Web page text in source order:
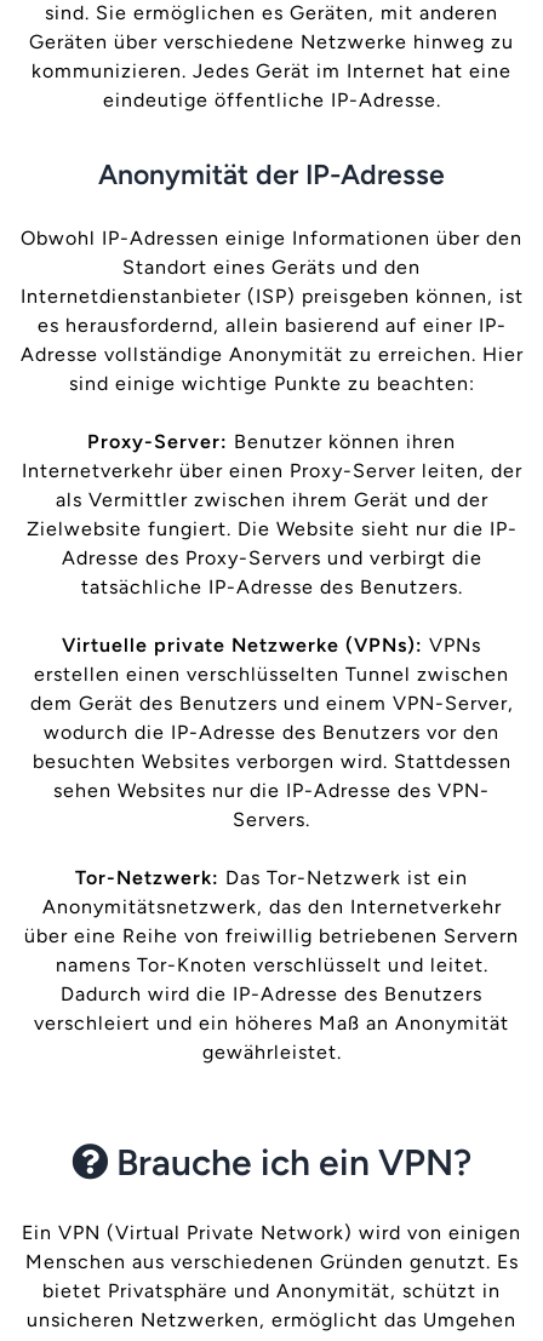
sind. Sie ermöglichen es Geräten, mit anderen
Geräten über verschiedene Netzwerke hinweg zu
kommunizieren. Jedes Gerät im Internet hat eine
eindeutige öffentliche IP-Adresse.
Anonymität der IP-Adresse
Obwohl IP-Adressen einige Informationen über den
Standort eines Geräts und den
Internetdienstanbieter (ISP) preisgeben können, ist
es herausfordernd, allein basierend auf einer IP-
Adresse vollständige Anonymität zu erreichen. Hier
sind einige wichtige Punkte zu beachten:
Proxy-Server: Benutzer können ihren
Internetverkehr über einen Proxy-Server leiten, der
als Vermittler zwischen ihrem Gerät und der
Zielwebsite fungiert. Die Website sieht nur die IP-
Adresse des Proxy-Servers und verbirgt die
tatsächliche IP-Adresse des Benutzers.
Virtuelle private Netzwerke (VPNs): VPNs
erstellen einen verschlüsselten Tunnel zwischen
dem Gerät des Benutzers und einem VPN-Server,
wodurch die IP-Adresse des Benutzers vor den
besuchten Websites verborgen wird. Stattdessen
sehen Websites nur die IP-Adresse des VPN-
Servers.
Tor-Netzwerk: Das Tor-Netzwerk ist ein
Anonymitätsnetzwerk, das den Internetverkehr
über eine Reihe von freiwillig betriebenen Servern
namens Tor-Knoten verschlüsselt und leitet.
Dadurch wird die IP-Adresse des Benutzers
verschleiert und ein höheres Maß an Anonymität
gewährleistet.
Brauche ich ein VPN?
Ein VPN (Virtual Private Network) wird von einigen
Menschen aus verschiedenen Gründen genutzt. Es
bietet Privatsphäre und Anonymität, schützt in
unsicheren Netzwerken, ermöglicht das Umgehen